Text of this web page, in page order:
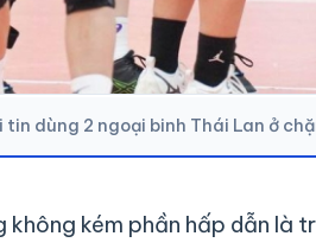
tin dùng 2 ngoại binh Thái Lan ở
kém phần hấp dẫn là